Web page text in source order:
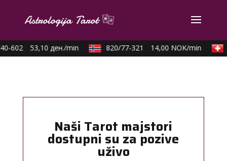
602 53,10 ден./min 820/77-321 14,00 NOK/min
Naši Tarot majstori
dostupni su za pozive
uživo